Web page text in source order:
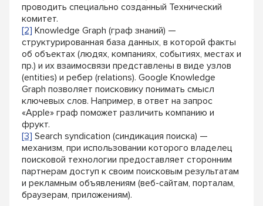
проводить специально созданный Технический
комитет.
[2] Knowledge Graph (граф знаний) —
структурированная база данных, в которой факты
об объектах (людях, компаниях, событиях, местах и
пр.) и их взаимосвязи представлены в виде узлов
(entities) и ребер (relations). Google Knowledge
Graph позволяет поисковику понимать смысл
ключевых слов. Например, в ответ на запрос
«Apple» граф поможет различить компанию и
фрукт.
[3] Search syndication (синдикация поиска) —
механизм, при использовании которого владелец
поисковой технологии предоставляет сторонним
партнерам доступ к своим поисковым результатам
и рекламным объявлениям (веб-сайтам, порталам,
браузерам, приложениям).